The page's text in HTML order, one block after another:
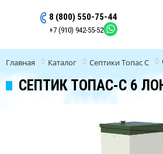
8 (800) 550-75-44
+7 (910) 942-55-52
Главная Каталог Септики Топас C
СЕПТИК ТОПАС-С 6